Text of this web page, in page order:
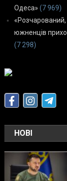
Одеса» (7 969)
южненців
(7 298)
НОВІ